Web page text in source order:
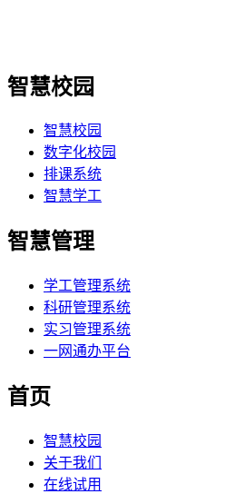
智慧校园
智慧校园
数字化校园
排课系统
智慧学工
智慧管理
学工管理系统
科研管理系统
实习管理系统
一网通办平台
首页
智慧校园
关于我们
在线试用